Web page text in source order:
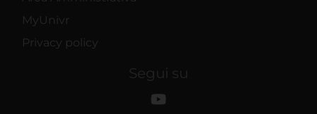
MyUnivr
Privacy policy
Segui su